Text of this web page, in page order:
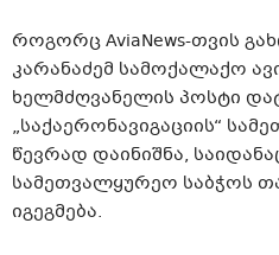
როგორც AviaNews-თვის
კარანაძემ სამოქალაქო
ხელმძღვანელის პოსტი
„საქაერონავიგაციის“
წევრად დაინიშნა,
სამეთვალყურეო საბჭოს
იგეგმება.